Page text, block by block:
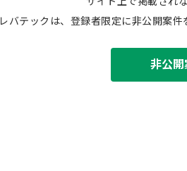
レバテックは、登録者限定に非公開案
非公